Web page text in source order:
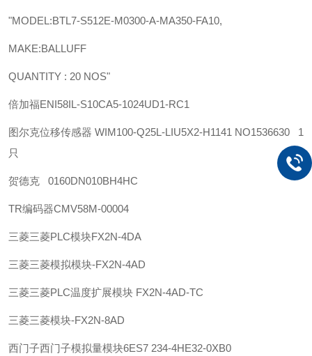
"MODEL:BTL7-S512E-M0300-A-MA350-FA10,
MAKE:BALLUFF
QUANTITY : 20 NOS"
倍加福ENI58IL-S10CA5-1024UD1-RC1
图尔克位移传感器 WIM100-Q25L-LIU5X2-H1141 NO1536630 1
只
贺德克 0160DN010BH4HC
TR编码器CMV58M-00004
三菱三菱PLC模块FX2N-4DA
三菱三菱模拟模块-FX2N-4AD
三菱三菱PLC温度扩展模块 FX2N-4AD-TC
三菱三菱模块-FX2N-8AD
西门子西门子模拟量模块6ES7 234-4HE32-0XB0